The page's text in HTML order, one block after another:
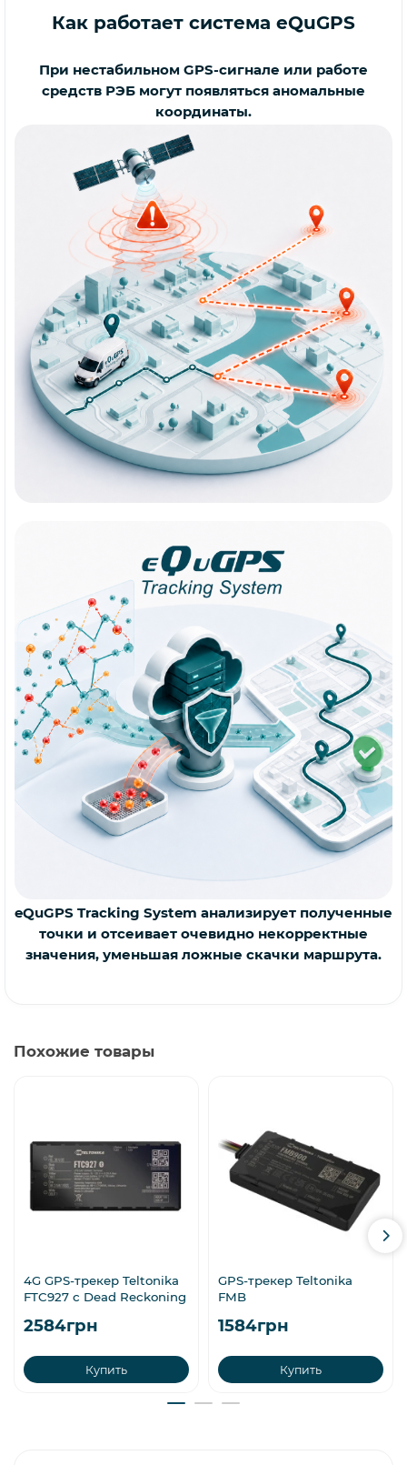
Как работает система eQuGPS
При нестабильном GPS-сигнале или работе
средств РЭБ могут появляться аномальные
координаты.
eQuGPS Tracking System анализирует полученные
точки и отсеивает очевидно некорректные
значения, уменьшая ложные скачки маршрута.
Похожие товары
4G GPS-трекер Teltonika
FTC927 с Dead Reckoning
2584грн
Купить
GPS-трекер Teltonika
FMB
1584грн
Купить